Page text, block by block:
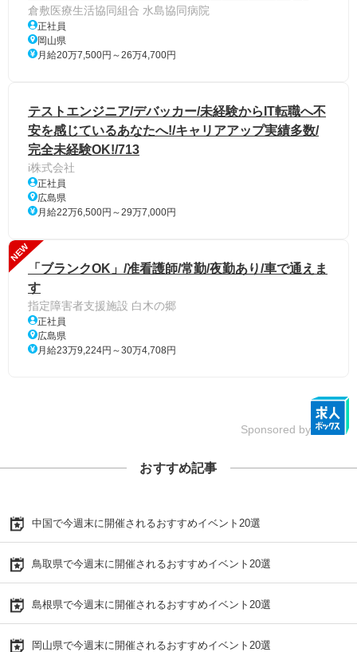
倉敷医療生活協同組合 水島協同病院
正社員
岡山県
月給20万7,500円～26万4,700円
テストエンジニア/デバッカー/未経験からIT転職へ不
安を感じているあなたへ!/キャリアアップ実績多数/
完全未経験OK!/713
i株式会社
正社員
広島県
月給22万6,500円～29万7,000円
NEW
「ブランクOK」/准看護師/常勤/夜勤あり/車で通えま
す
指定障害者支援施設 白木の郷
正社員
広島県
月給23万9,224円～30万4,708円
Sponsored by
おすすめ記事
中国で今週末に開催されるおすすめイベント20選
鳥取県で今週末に開催されるおすすめイベント20選
島根県で今週末に開催されるおすすめイベント20選
岡山県で今週末に開催されるおすすめイベント20選